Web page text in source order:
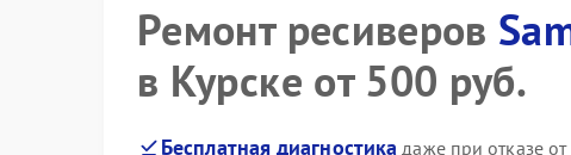
Ремонт ресиверов
в Курске от 500 руб.
Бесплатная диагностика даже при отказе